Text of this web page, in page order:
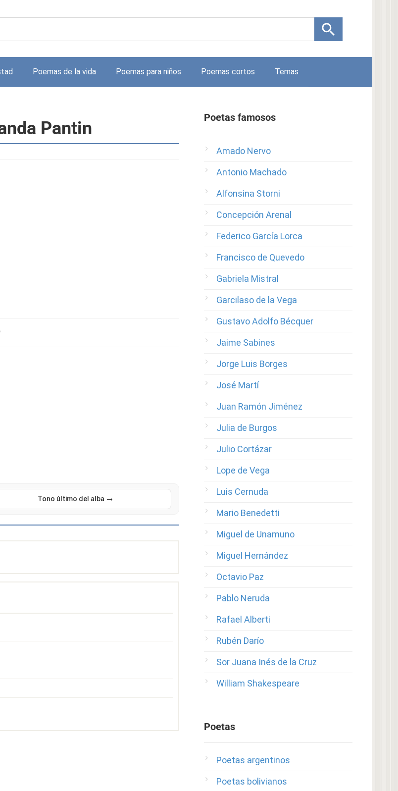
Poemas de la vida Poemas para niños Poemas cortos Temas
Pantin
Tono último del alba →
Poetas famosos
Amado Nervo
Antonio Machado
Alfonsina Storni
Concepción Arenal
Federico García Lorca
Francisco de Quevedo
Gabriela Mistral
Garcilaso de la Vega
Gustavo Adolfo Bécquer
Jaime Sabines
Jorge Luis Borges
José Martí
Juan Ramón Jiménez
Julia de Burgos
Julio Cortázar
Lope de Vega
Luis Cernuda
Mario Benedetti
Miguel de Unamuno
Miguel Hernández
Octavio Paz
Pablo Neruda
Rafael Alberti
Rubén Darío
Sor Juana Inés de la Cruz
William Shakespeare
Poetas
Poetas argentinos
Poetas bolivianos